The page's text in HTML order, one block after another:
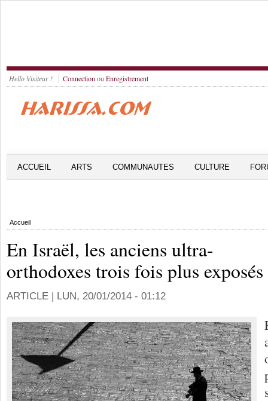
Hello Visiteur ! Connection ou Enregistrement
ACCUEIL ARTS COMMUNAUTES CULTURE
Accueil
En Israël, les anciens ultra-
orthodoxes trois fois plus
ARTICLE | LUN, 20/01/2014 - 01:12